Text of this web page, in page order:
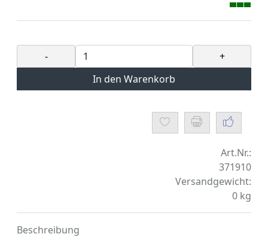
-
+
In den Warenkorb
Art.Nr.:
371910
Versandgewicht:
0 kg
Beschreibung